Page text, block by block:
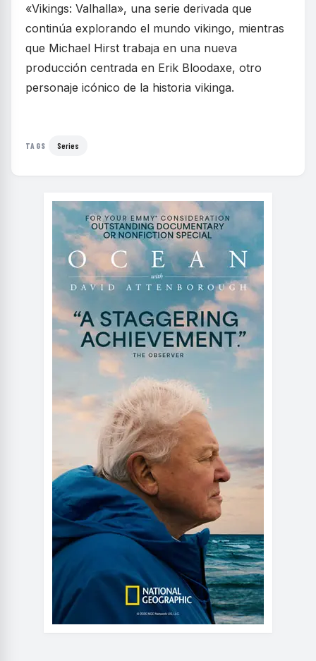
«Vikings: Valhalla», una serie derivada que
continúa explorando el mundo vikingo, mientras
que Michael Hirst trabaja en una nueva
producción centrada en Erik Bloodaxe, otro
personaje icónico de la historia vikinga.
TAGS Series